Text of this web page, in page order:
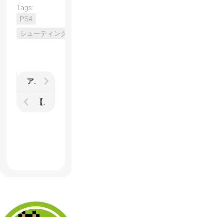
Tags:
PS4
シューティング
アニメ【オカルティック・ナイン】考察 西園 梨々花の死体が消えても棺桶が残ったのはなぜか？
【ファイナルファンタジー15】レビュー オープンワールドRPGの新たな可能性は「思い出作り」にあった